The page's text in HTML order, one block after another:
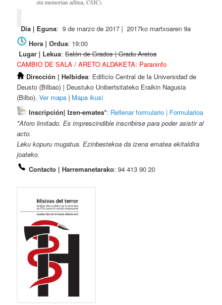
eta memorian aditua, CSIC)
Día | Eguna: 9 de marzo de 2017 | 2017ko martxoaren 9a
Hora | Ordua: 19:00
Lugar | Lekua:Salón de Grados | Gradu Aretoa
CAMBIO DE SALA / ARETO ALDAKETA: Paraninfo
Dirección | Helbidea: Edificio Central de la Universidad de
Deusto (Bilbao) | Deustuko Unibertsitateko Eraikin Nagusia
(Bilbo).Ver mapa | Mapa ikusi
Inscripción| Izen-ematea*: Rellenar formulario | Formularioa
*Aforo limitado. Es imprescindible inscribirse para poder asistir al
acto.
Leku kopuru mugatua. Ezinbestekoa da izena ematea ekitaldira
joateko.
Contacto | Harremanetarako: 94 413 90 20